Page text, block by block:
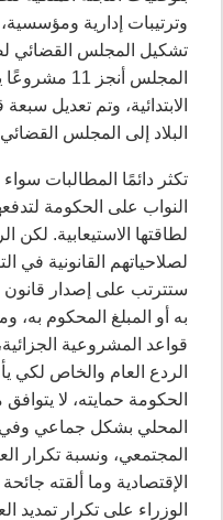
وترتيبات إدارية
تشكيل المجلس القضائي
المجلس
الابتدائية، وتم تعديل
البلاد إلى المجلس
تكثر دائمًا المطالبات
النواب على الحكومة
لطاقتها الاستيعابية.
لصلاحياتهم القانونية في
ستترتب على إصدار قانون
به أو المبلغ المحكوم به،
قواعد المشروعية
الردع العام والخاص لكي
الحكومة حمايته، لا
المحلي بشكل جماعي وفي
المجتمعي، ونسبة تكرار
الإقتصادية وما ألقته